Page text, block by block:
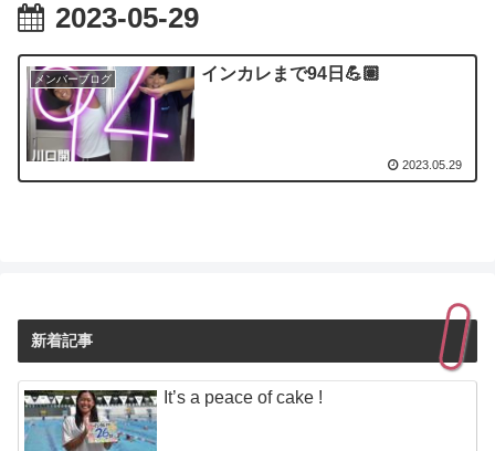
2023-05-29
メンバーブログ インカレまで94日💪🏽
2023.05.29
新着記事
It’s a peace of cake !